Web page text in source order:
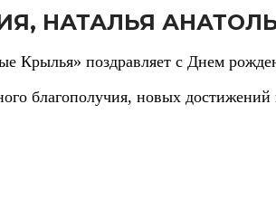
НАТАЛЬЯ
поздравляет с Днем
благополучия, новых достижений